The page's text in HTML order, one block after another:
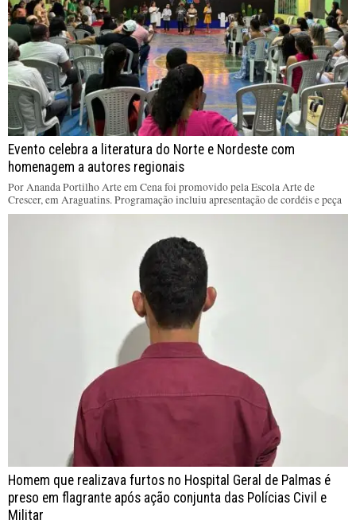
Evento celebra a literatura do Norte e Nordeste com
homenagem a autores regionais
Por Ananda Portilho Arte em Cena foi promovido pela Escola Arte de
Crescer, em Araguatins. Programação incluiu apresentação de cordéis e peça
Homem que realizava furtos no Hospital Geral de Palmas é
preso em flagrante após ação conjunta das Polícias Civil e
Militar